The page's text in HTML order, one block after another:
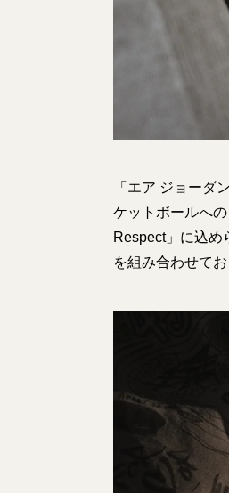
「エア ジョーダ
ケットボールへ
Respect」に込め
を組み合わせて